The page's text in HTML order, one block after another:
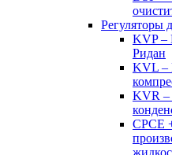
Регуляторы
KVP –
Ридан
KVL –
KVR –
CPCE